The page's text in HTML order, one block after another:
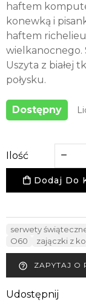
haftem
konewką i
haftem
wielkanocnego.
Uszyta z białej
połysku.
Dostępny
Ilość
Dodaj Do
serwety
O60
zajączki z
help_outline ZAPYTAJ O
Udostępnij